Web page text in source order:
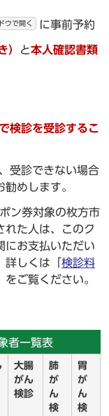
ウで開く に事前予約
） と本人確認書類
検診を受診するこ
受診できない場合
めします。
ン券対象の枚方市
れた人は、このク
にお支払いただい
しくは「 検診料
」をご覧ください。
者一覧表
大腸
がん
検診
肺
が
ん
検
胃
が
ん
検